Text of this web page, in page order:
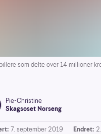
som delte over 14 millioner
Pie-Christine
Skagsoset Norseng
7. september 2019 Endret: